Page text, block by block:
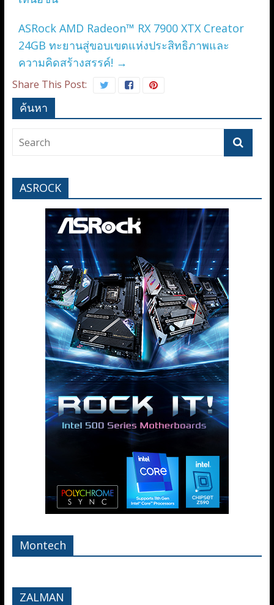
ASRock AMD Radeon™ RX 7900 XTX Creator
24GB ทะยานสู่ขอบเขตแห่งประสิทธิภาพและ
ความคิดสร้างสรรค์! →
Share This Post:
ค้นหา
ASROCK
Montech
ZALMAN